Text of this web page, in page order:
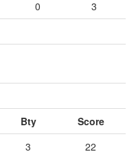
0
3
Bty
Score
3
22